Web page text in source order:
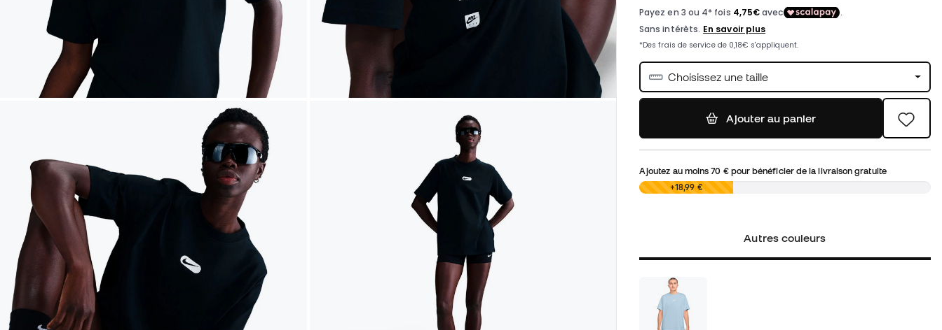
Choisissez une taille
Ajouter au panier
Ajoutez au moins70 €pour bénéficier de la livraison gratuite
0,00 € +18,99 €
Autres couleurs